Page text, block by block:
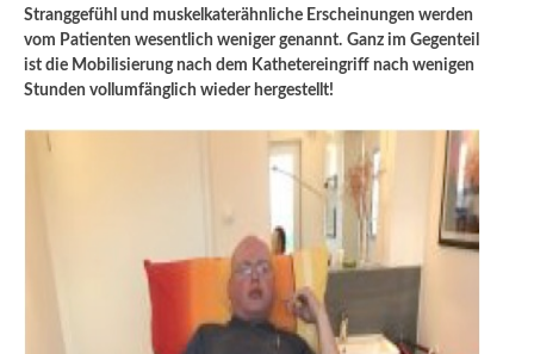
Stranggefühl und muskelkaterähnliche Erscheinungen werden
vom Patienten wesentlich weniger genannt. Ganz im Gegenteil
ist die Mobilisierung nach dem Kathetereingriff nach wenigen
Stunden vollumfänglich wieder hergestellt!